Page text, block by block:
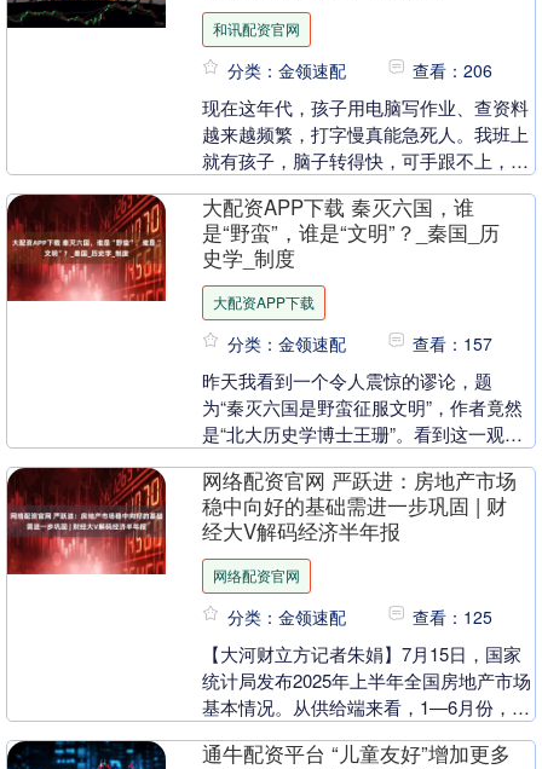
和讯配资官网
分类：金领速配 查看：206
现在这年代，孩子用电脑写作业、查资料
越来越频繁，打字慢真能急死人。我班上
就有孩子，脑子转得快，可手跟不上，一
得比谁都晚。其实....
大配资APP下载 秦灭六国，谁
是“野蛮”，谁是“文明”？_秦国_历
史学_制度
大配资APP下载
分类：金领速配 查看：157
昨天我看到一个令人震惊的谬论，题
为“秦灭六国是野蛮征服文明”，作者竟然
是“北大历史学博士王珊”。看到这一观
昧，简直是恶意的扭....
网络配资官网 严跃进：房地产市场
稳中向好的基础需进一步巩固 | 财
经大V解码经济半年报
网络配资官网
分类：金领速配 查看：125
【大河财立方记者朱娟】7月15日，国家
统计局发布2025年上半年全国房地产市场
基本情况。从供给端来看，1—6月份，全
地....
通牛配资平台 “儿童友好”增加更多